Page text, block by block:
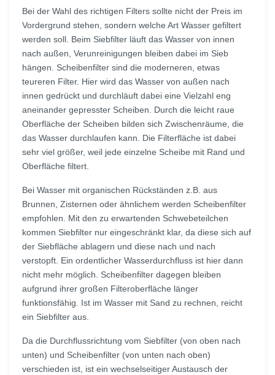
Bei der Wahl des richtigen Filters sollte nicht der Preis im
Vordergrund stehen, sondern welche Art Wasser gefiltert
werden soll. Beim Siebfilter läuft das Wasser von innen
nach außen, Verunreinigungen bleiben dabei im Sieb
hängen. Scheibenfilter sind die moderneren, etwas
teureren Filter. Hier wird das Wasser von außen nach
innen gedrückt und durchläuft dabei eine Vielzahl eng
aneinander gepresster Scheiben. Durch die leicht raue
Oberfläche der Scheiben bilden sich Zwischenräume, die
das Wasser durchlaufen kann. Die Filterfläche ist dabei
sehr viel größer, weil jede einzelne Scheibe mit Rand und
Oberfläche filtert.
Bei Wasser mit organischen Rückständen z.B. aus
Brunnen, Zisternen oder ähnlichem werden Scheibenfilter
empfohlen. Mit den zu erwartenden Schwebeteilchen
kommen Siebfilter nur eingeschränkt klar, da diese sich auf
der Siebfläche ablagern und diese nach und nach
verstopft. Ein ordentlicher Wasserdurchfluss ist hier dann
nicht mehr möglich. Scheibenfilter dagegen bleiben
aufgrund ihrer großen Filteroberfläche länger
funktionsfähig. Ist im Wasser mit Sand zu rechnen, reicht
ein Siebfilter aus.
Da die Durchflussrichtung vom Siebfilter (von oben nach
unten) und Scheibenfilter (von unten nach oben)
verschieden ist, ist ein wechselseitiger Austausch der